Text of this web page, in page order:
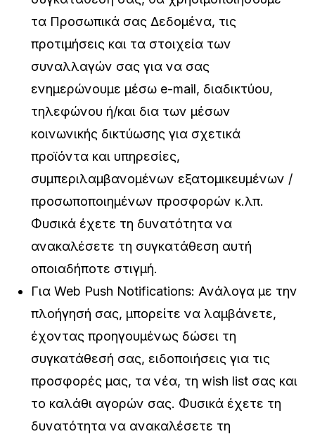
τα Προσωπικά σας Δεδομένα, τις
προτιμήσεις και τα στοιχεία των
συναλλαγών σας για να σας
ενημερώνουμε μέσω e-mail, διαδικτύου,
τηλεφώνου ή/και δια των μέσων
κοινωνικής δικτύωσης για σχετικά
προϊόντα και υπηρεσίες,
συμπεριλαμβανομένων εξατομικευμένων /
προσωποποιημένων προσφορών κ.λπ.
Φυσικά έχετε τη δυνατότητα να
ανακαλέσετε τη συγκατάθεση αυτή
οποιαδήποτε στιγμή.
Για Web Push Notifications: Ανάλογα με την
πλοήγησή σας, μπορείτε να λαμβάνετε,
έχοντας πρoηγουμένως δώσει τη
συγκατάθεσή σας, ειδοποιήσεις για τις
προσφορές μας, τα νέα, τη wish list σας και
το καλάθι αγορών σας. Φυσικά έχετε τη
δυνατότητα να ανακαλέσετε τη